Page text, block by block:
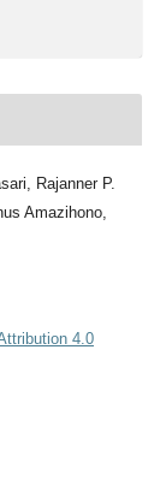
Rajanner P.
Amazihono,
4.0